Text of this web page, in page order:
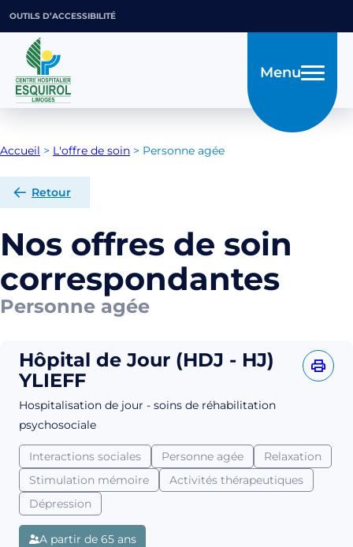
OUTILS D’ACCESSIBILITÉ
Menu
Accueil > L'offre de soin > Personne agée
Retour
Nos offres de soin
correspondantes
Personne agée
Hôpital de Jour (HDJ - HJ)
YLIEFF
Hospitalisation de jour - soins de réhabilitation
psychosociale
Interactions sociales Personne agée
Relaxation
Stimulation mémoire
Activités thérapeutiques
Dépression
A partir de 65 ans